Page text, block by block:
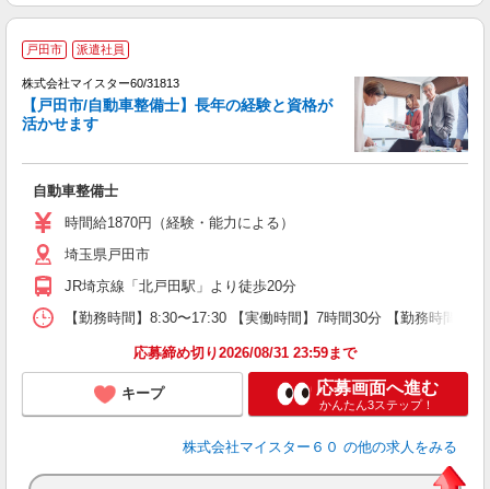
戸田市 派遣社員
株式会社マイスター60/31813
【戸田市/自動車整備士】長年の経験と資格が
活かせます
自動車整備士
時間給1870円（経験・能力による）
埼玉県戸田市
JR埼京線「北戸田駅」より徒歩20分
【勤務時間】8:30〜17:30 【実働時間】7時間30分 【勤務時間メ
応募締め切り2026/08/31 23:59まで
キープ 応募画面へ進む
かんたん3ステップ！
株式会社マイスター６０ の他の求人をみる